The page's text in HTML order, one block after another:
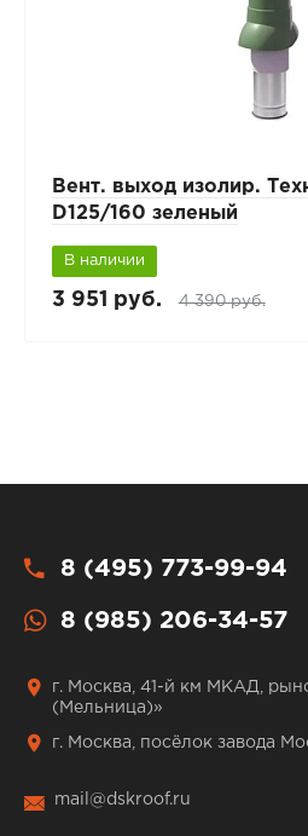
Вент. выход изолир.
D125/160 зеленый
В наличии
3 951 руб. 4 390 руб.
8 (495) 773-99-94
8 (985) 206-34-57
г. Москва, 41-й км МКАД,
(Мельница)»
г. Москва, посёлок завода
mail@dskroof.ru